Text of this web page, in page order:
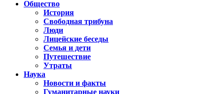
Общество
История
Свободная трибуна
Люди
Лицейские беседы
Семья и дети
Путешествие
Утраты
Наука
Новости и факты
Гуманитарные науки